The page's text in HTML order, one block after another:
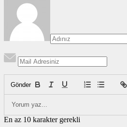
Gönder
En az 10 karakter gerekli